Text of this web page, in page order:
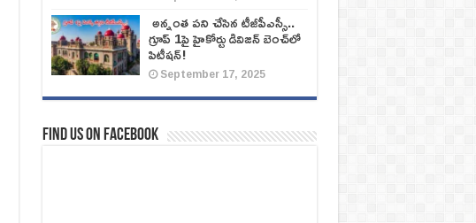
అన్నంత పని చేసిన టీజీపీఎస్సీ..
గ్రూప్‌ 1పై హైకోర్టు డివిజన్‌ బెంచ్‌లో
పిటీషన్‌!
September 17, 2025
Find us on Facebook